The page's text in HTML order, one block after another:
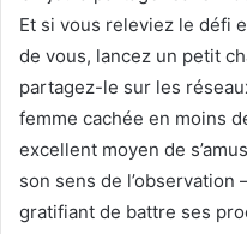
Et si vous releviez le défi
de vous, lancez un petit
partagez-le sur les
femme cachée en moins
excellent moyen de
son sens de l’observation
gratifiant de battre ses